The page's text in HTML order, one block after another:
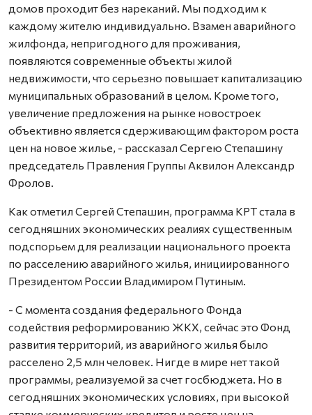
домов проходит без нареканий. Мы подходим к
каждому жителю индивидуально. Взамен аварийного
жилфонда, непригодного для проживания,
появляются современные объекты жилой
недвижимости, что серьезно повышает капитализацию
муниципальных образований в целом. Кроме того,
увеличение предложения на рынке новостроек
объективно является сдерживающим фактором роста
цен на новое жилье, - рассказал Сергею Степашину
председатель Правления Группы Аквилон Александр
Фролов.
Как отметил Сергей Степашин, программа КРТ стала в
сегодняшних экономических реалиях существенным
подспорьем для реализации национального проекта
по расселению аварийного жилья, инициированного
Президентом России Владимиром Путиным.
- С момента создания федерального Фонда
содействия реформированию ЖКХ, сейчас это Фонд
развития территорий, из аварийного жилья было
расселено 2,5 млн человек. Нигде в мире нет такой
программы, реализуемой за счет госбюджета. Но в
сегодняшних экономических условиях, при высокой